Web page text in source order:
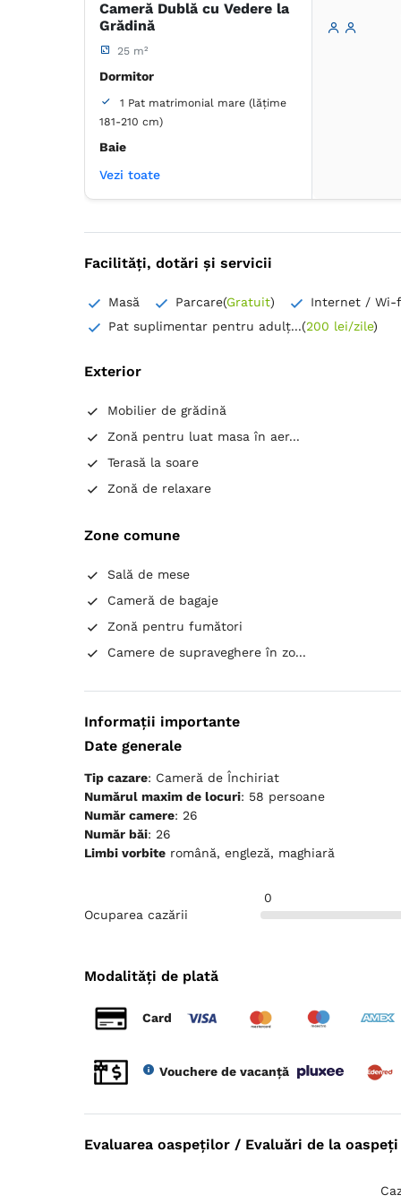
Papuci de casă
Prosoape
Uscător de păr
Aer condiţionat
Mochetă
Pardoseală de gresie/marmură
Priză lângă pat
TV cu ecran plat
Cameră Dublă cu Vedere la
Grădină
25 m²
Dormitor
1 Pat matrimonial mare (lățime
181-210 cm)
Baie
Proprie -
Prosoape
Uscător de păr
Dulap
Lenjerie de pat
Pardoseală de gresie/marmură
TV cu ecran plat
Vezi toate
Facilități, dotări și servicii
Masă Parcare(Gratuit) Internet / Wi-
Pat suplimentar pentru adulț...(200 lei/zile)
Exterior
Mobilier de grădină
Zonă pentru luat masa în aer...
Terasă la soare
Zonă de relaxare
Zone comune
Sală de mese
Cameră de bagaje
Zonă pentru fumători
Camere de supraveghere în zo...
Informații importante
Date generale
Tip cazare: Cameră de Închiriat
Numărul maxim de locuri: 58 persoane
Număr camere: 26
Număr băi: 26
Limbi vorbite română, engleză, maghiară
Ocuparea cazării
0
Modalități de plată
Card
Vouchere de vacanță
Evaluarea oaspeților / Evaluări de la